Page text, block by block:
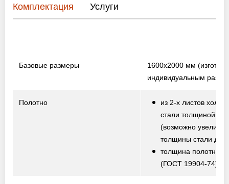
Комплектация Услуги
Базовые размеры 1600х2000 мм
индивидуальным
Полотно
из 2-х листов
стали толщиной
(возможно
толщины стали до
толщина полотна
(ГОСТ 19904-74)